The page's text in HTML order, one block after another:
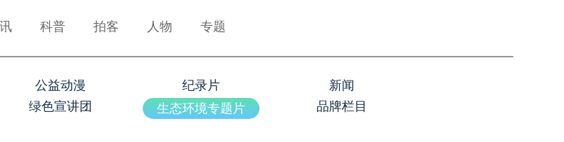
科普 拍客 人物 专题
公益动漫 纪录片
新闻
绿色宣讲团 生态环境专题片 品牌栏目